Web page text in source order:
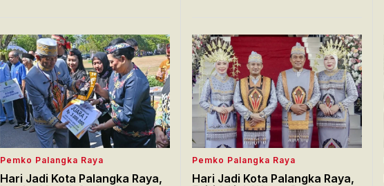
Pemko Palangka Raya
Hari Jadi Kota Palangka Raya,
Pemko Palangka Raya
Hari Jadi Kota Palangka Raya,